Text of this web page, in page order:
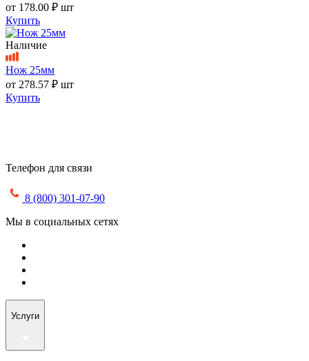
от 178.00 ₽ шт
Купить
Наличие
Нож 25мм
от 278.57 ₽ шт
Купить
Телефон для связи
8 (800) 301-07-90
Мы в социальных сетях
Услуги